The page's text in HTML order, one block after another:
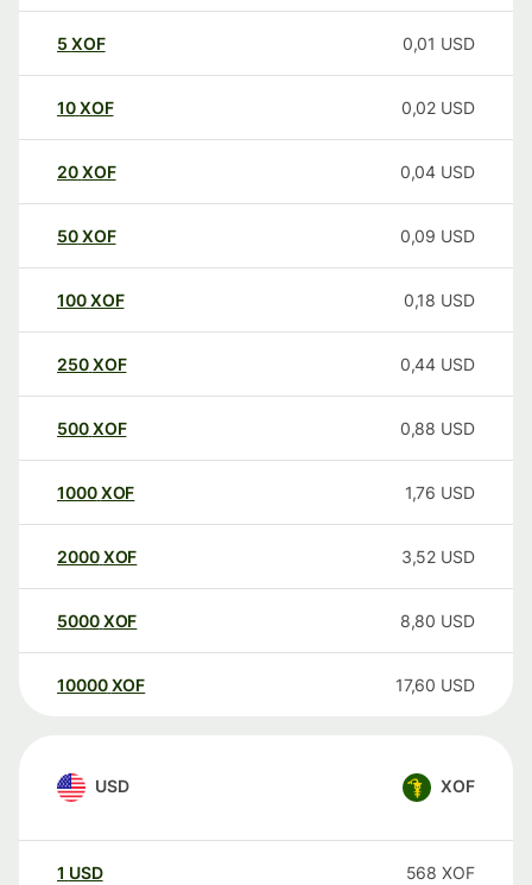
5 XOF 0,01 USD
10XOF 0,02 USD
20XOF 0,04 USD
50XOF 0,09 USD
100XOF 0,18 USD
250XOF 0,44 USD
500XOF 0,88 USD
1000XOF 1,76 USD
2000XOF 3,52 USD
5000XOF 8,80 USD
10000 XOF 17,60 USD
USD XOF
1 USD 568 XOF